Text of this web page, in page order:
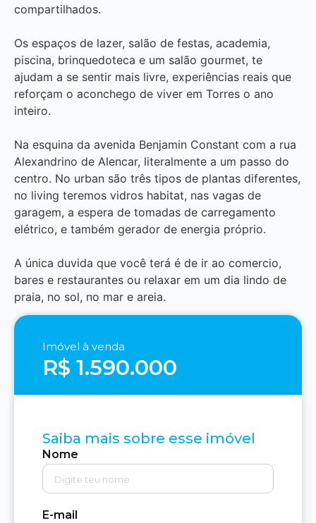
compartilhados.
Os espaços de lazer, salão de festas, academia,
piscina, brinquedoteca e um salão gourmet, te
ajudam a se sentir mais livre, experiências reais que
reforçam o aconchego de viver em Torres o ano
inteiro.
Na esquina da avenida Benjamin Constant com a rua
Alexandrino de Alencar, literalmente a um passo do
centro. No urban são três tipos de plantas diferentes,
no living teremos vidros habitat, nas vagas de
garagem, a espera de tomadas de carregamento
elétrico, e também gerador de energia próprio.
A única duvida que você terá é de ir ao comercio,
bares e restaurantes ou relaxar em um dia lindo de
praia, no sol, no mar e areia.
Imóvel à venda
R$ 1.590.000
Saiba mais sobre esse imóvel
Nome
E-mail